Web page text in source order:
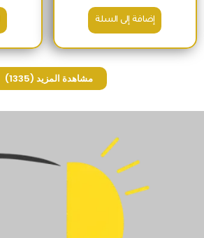
إضافة إلى السلة
مشاهدة المزيد (1335)